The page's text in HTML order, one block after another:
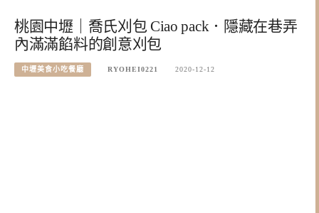
桃園中壢｜喬氏刈包 Ciao pack．隱藏在巷弄
內滿滿餡料的創意刈包
中壢美食小吃餐廳 RYOHEI0221 2020-12-12